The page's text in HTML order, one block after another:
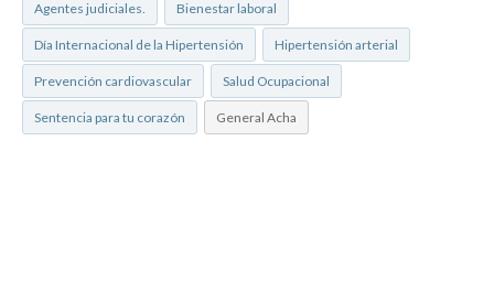
Agentes judiciales. Bienestar laboral
Día Internacional de la Hipertensión Hipertensión arterial
Prevención cardiovascular Salud Ocupacional
Sentencia para tu corazón General Acha